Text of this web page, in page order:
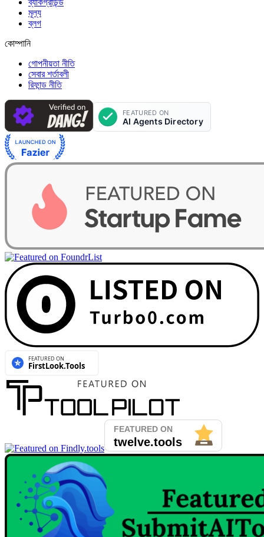
মূল্য
ব্লগ
কোম্পানি
গোপনীয়তা নীতি
সেবার শর্তাবলী
রিফান্ড নীতি